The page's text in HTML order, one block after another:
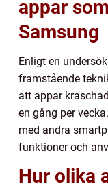
appar
Samsung
Enligt en
framstående
att appar
en gång per
med andra
funktioner och
Hur olika